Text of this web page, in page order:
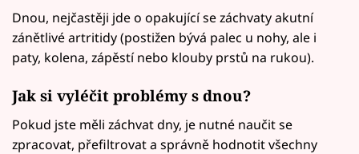
Dnou, nejčastěji jde o opakující se záchvaty akutní
zánětlivé artritidy (postižen bývá palec u nohy, ale i
paty, kolena, zápěstí nebo klouby prstů na rukou).
Jak si vyléčit problémy s dnou?
Pokud jste měli záchvat dny, je nutné naučit se
zpracovat, přefiltrovat a správně hodnotit všechny